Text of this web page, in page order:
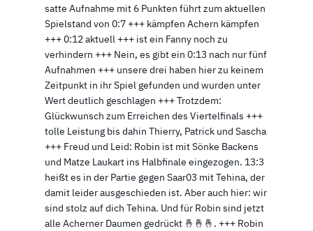
satte Aufnahme mit 6 Punkten führt zum aktuellen
Spielstand von 0:7 +++ kämpfen Achern kämpfen
+++ 0:12 aktuell +++ ist ein Fanny noch zu
verhindern +++ Nein, es gibt ein 0:13 nach nur fünf
Aufnahmen +++ unsere drei haben hier zu keinem
Zeitpunkt in ihr Spiel gefunden und wurden unter
Wert deutlich geschlagen +++ Trotzdem:
Glückwunsch zum Erreichen des Viertelfinals +++
tolle Leistung bis dahin Thierry, Patrick und Sascha
+++ Freud und Leid: Robin ist mit Sönke Backens
und Matze Laukart ins Halbfinale eingezogen. 13:3
heißt es in der Partie gegen Saar03 mit Tehina, der
damit leider ausgeschieden ist. Aber auch hier: wir
sind stolz auf dich Tehina. Und für Robin sind jetzt
alle Acherner Daumen gedrückt 🤞🤞🤞. +++ Robin